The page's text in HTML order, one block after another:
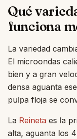
Qué
funciona
La variedad
El microondas
bien y a gran
densa aguanta
pulpa floja se
La Reineta es la
alta, aguanta los